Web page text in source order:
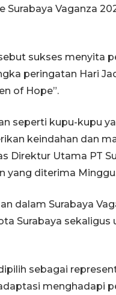
Surabaya Vaganza
sukses menyita
peringatan Hari
of Hope”.
seperti kupu-kupu
keindahan dan
Direktur Utama PT
yang diterima
dalam Surabaya
Surabaya
sebagai
menghadapi